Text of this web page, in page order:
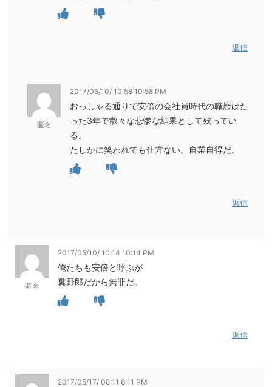
返信
匿名
2017/05/10/ 10:58 10:58 PM
おっしゃる通りで安倍の会社員時代の職歴はた
った3年で散々な悲惨な結果として残ってい
る。
たしかに笑われても仕方ない。自業自得だ。
返信
匿名
2017/05/10/ 10:14 10:14 PM
俺たちも安倍と呼ぶが
糞野郎だから無罪だ。
返信
2017/05/17/ 08:11 8:11 PM